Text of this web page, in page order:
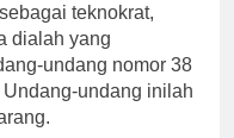
teknokrat,
dialah yang
undang nomor 38
undang inilah